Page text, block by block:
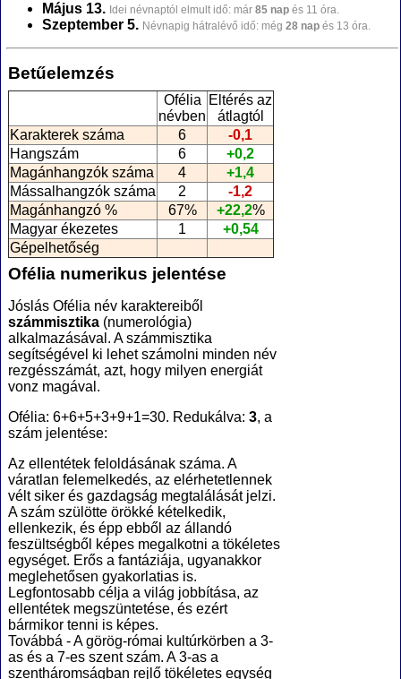
Május 13. Idei névnaptól elmult idő: már 85 nap és 11 óra.
Szeptember 5. Névnapig hátralévő idő: még 28 nap és 13 óra.
Betűelemzés
Ofélia
névben
Eltérés az
átlagtól
Karakterek száma
6
-0,1
Hangszám
6
+0,2
Magánhangzók száma
4
+1,4
Mássalhangzók száma
2
-1,2
Magánhangzó %
67% +22,2%
Magyar ékezetes
1
+0,54
Gépelhetőség
Ofélia numerikus jelentése
Jóslás Ofélia név karaktereiből
számmisztika (numerológia)
alkalmazásával. A számmisztika
segítségével ki lehet számolni minden név
rezgésszámát, azt, hogy milyen energiát
vonz magával.
Ofélia: 6+6+5+3+9+1=30. Redukálva: 3, a
szám jelentése:
Az ellentétek feloldásának száma. A
váratlan felemelkedés, az elérhetetlennek
vélt siker és gazdagság megtalálását jelzi.
A szám szülötte örökké kételkedik,
ellenkezik, és épp ebből az állandó
feszültségből képes megalkotni a tökéletes
egységet. Erős a fantáziája, ugyanakkor
meglehetősen gyakorlatias is.
Legfontosabb célja a világ jobbítása, az
ellentétek megszüntetése, és ezért
bármikor tenni is képes.
Továbbá - A görög-római kultúrkörben a 3-
as és a 7-es szent szám. A 3-as a
szentháromságban rejlő tökéletes egység